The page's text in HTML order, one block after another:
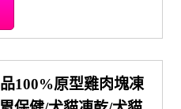
100%原型雞肉塊凍